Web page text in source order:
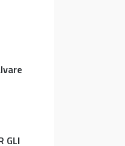
GLI